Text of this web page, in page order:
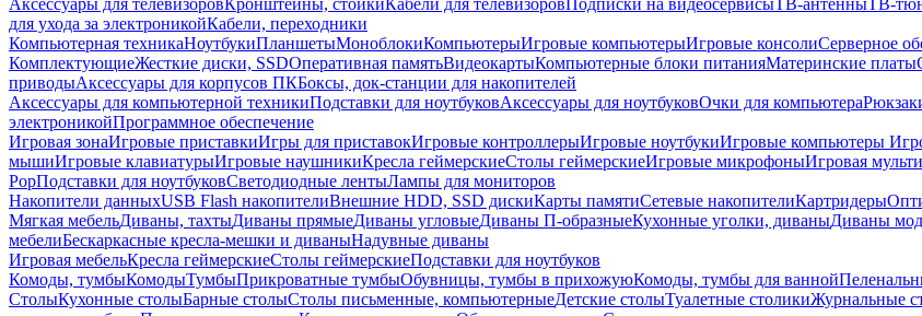
Аксессуары для телевизоровКронштейны, стойкиКабели для телевизоровПодписки на видеосервисыТВ-антенныТВ-
для ухода за электроникойКабели, переходники
Компьютерная техникаНоутбукиПланшетыМоноблокиКомпьютерыИгровые компьютерыИгровые консолиСерверное
КомплектующиеЖесткие диски, SSDОперативная памятьВидеокартыКомпьютерные блоки питанияМатеринские платы
приводыАксессуары для корпусов ПКБоксы, док-станции для накопителей
Аксессуары для компьютерной техникиПодставки для ноутбуковАксессуары для ноутбуковОчки для компьютера
электроникойПрограммное обеспечение
Игровая зонаИгровые приставкиИгры для приставокИгровые контроллерыИгровые ноутбукиИгровые компьютеры
мышиИгровые клавиатурыИгровые наушникиКресла геймерскиеСтолы геймерскиеИгровые микрофоныИгровая
PopПодставки для ноутбуковСветодиодные лентыЛампы для мониторов
Накопители данныхUSB Flash накопителиВнешние HDD, SSD дискиКарты памятиСетевые накопителиКартридеры
Мягкая мебельДиваны, тахтыДиваны прямыеДиваны угловыеДиваны П-образныеКухонные уголки, диваныДиваны
мебелиБескаркасные кресла-мешки и диваныНадувные диваны
Игровая мебельКресла геймерскиеСтолы геймерскиеПодставки для ноутбуков
Комоды, тумбыКомодыТумбыПрикроватные тумбыОбувницы, тумбы в прихожуюКомоды, тумбы для ванной
СтолыКухонные столыБарные столыСтолы письменные, компьютерныеДетские столыТуалетные столикиЖурнальные